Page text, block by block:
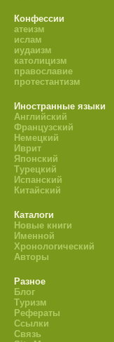
Конфессии
атеизм
ислам
иудаизм
католицизм
православие
протестантизм
Иностранные языки
Английский
Французский
Немецкий
Иврит
Японский
Турецкий
Испанский
Китайский
Каталоги
Новые книги
Именной
Хронологический
Авторы
Разное
Блог
Туризм
Рефераты
Ссылки
Связь